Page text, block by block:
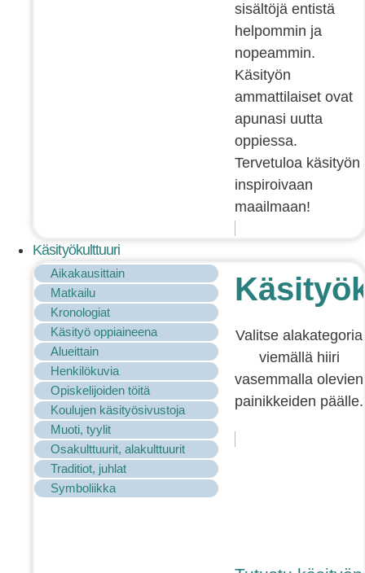
sisältöjä entistä
helpommin ja
nopeammin.
Käsityön
ammattilaiset ovat
apunasi uutta
oppiessa.
Tervetuloa käsityön
inspiroivaan
maailmaan!
Käsityökulttuuri
Aikakausittain
Matkailu
Kronologiat
Käsityö oppiaineena
Alueittain
Henkilökuvia
Opiskelijoiden töitä
Koulujen käsityösivustoja
Muoti, tyylit
Osakulttuurit, alakulttuurit
Traditiot, juhlat
Symboliikka
Valitse alakategoria
viemällä hiiri
vasemmalla olevien
painikkeiden päälle.